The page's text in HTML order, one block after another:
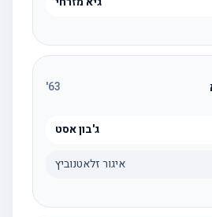
63
'
ג'בון אסט
איגור זלאטנוביץ